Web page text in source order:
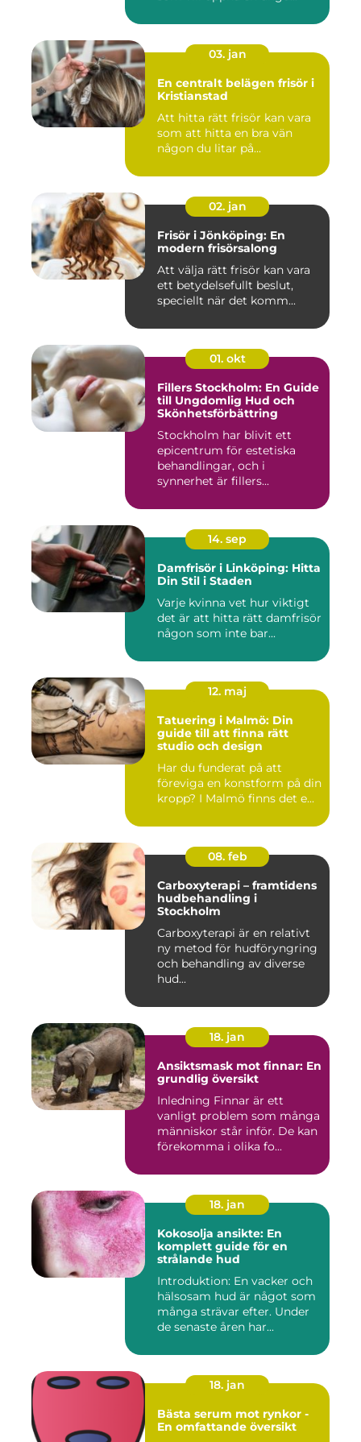
03. jan
En centralt belägen frisör i
Kristianstad
Att hitta rätt frisör kan vara
som att hitta en bra vän
någon du litar på...
02. jan
Frisör i Jönköping: En
modern frisörsalong
Att välja rätt frisör kan vara
ett betydelsefullt beslut,
speciellt när det komm...
01. okt
Fillers Stockholm: En Guide
till Ungdomlig Hud och
Skönhetsförbättring
Stockholm har blivit ett
epicentrum för estetiska
behandlingar, och i
synnerhet är fillers...
14. sep
Damfrisör i Linköping: Hitta
Din Stil i Staden
Varje kvinna vet hur viktigt
det är att hitta rätt damfrisör
någon som inte bar...
12. maj
Tatuering i Malmö: Din
guide till att finna rätt
studio och design
Har du funderat på att
föreviga en konstform på din
kropp? I Malmö finns det e...
08. feb
Carboxyterapi – framtidens
hudbehandling i
Stockholm
Carboxyterapi är en relativt
ny metod för hudföryngring
och behandling av diverse
hud...
18. jan
Ansiktsmask mot finnar: En
grundlig översikt
Inledning Finnar är ett
vanligt problem som många
människor står inför. De kan
förekomma i olika fo...
18. jan
Kokosolja ansikte: En
komplett guide för en
strålande hud
Introduktion: En vacker och
hälsosam hud är något som
många strävar efter. Under
de senaste åren har...
18. jan
Bästa serum mot rynkor -
En omfattande översikt